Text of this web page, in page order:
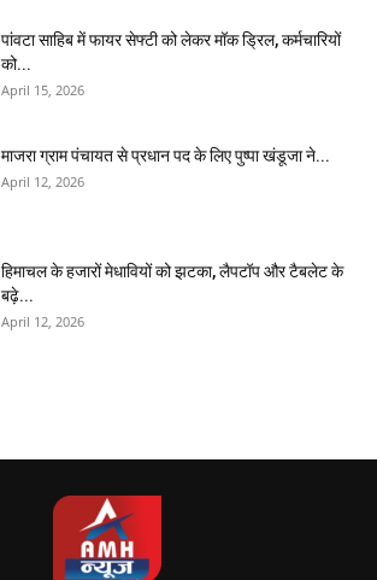
पांवटा साहिब में फायर सेफ्टी को लेकर मॉक ड्रिल, कर्मचारियों
को...
April 15, 2026
माजरा ग्राम पंचायत से प्रधान पद के लिए पुष्पा खंडूजा ने...
April 12, 2026
हिमाचल के हजारों मेधावियों को झटका, लैपटॉप और टैबलेट के
बढ़े...
April 12, 2026